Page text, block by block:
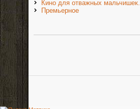
Кино для отважных мальчишек.
Премьерное